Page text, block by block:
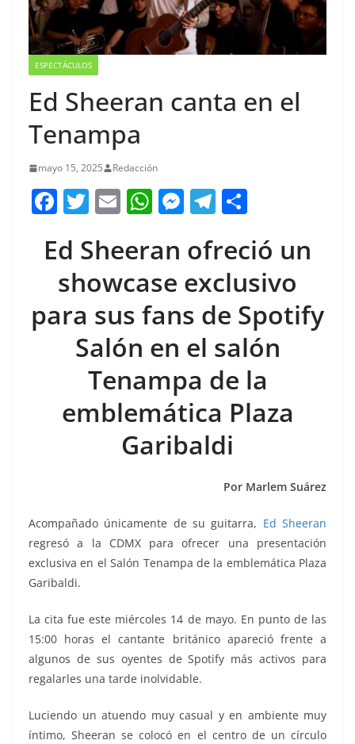
ESPECTÁCULOS
Ed Sheeran canta en el
Tenampa
mayo 15, 2025 Redacción
F
c
e
b
o
T
itt
er
E
ai
l
W
at
s
A
p
p
M
ss
e
n
g
er
T
e
gr
a
m
m
p
ar
tir
Ed Sheeran ofreció un
showcase exclusivo
para sus fans de Spotify
Salón en el salón
Tenampa de la
emblemática Plaza
Garibaldi
Por Marlem Suárez
Acompañado únicamente de su guitarra, Ed Sheeran
regresó a la CDMX para ofrecer una presentación
exclusiva en el Salón Tenampa de la emblemática Plaza
Garibaldi.
La cita fue este miércoles 14 de mayo. En punto de las
15:00 horas el cantante británico apareció frente a
algunos de sus oyentes de Spotify más activos para
regalarles una tarde inolvidable.
Luciendo un atuendo muy casual y en ambiente muy
íntimo, Sheeran se colocó en el centro de un círculo